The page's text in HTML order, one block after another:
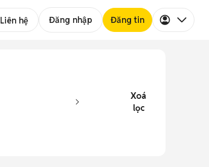
Liên hệ Đăng nhập Đăng tin
Xoá
lọc